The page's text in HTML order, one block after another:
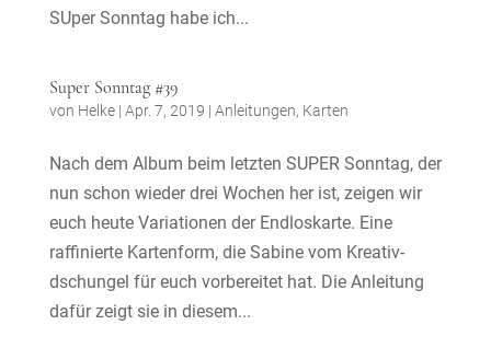
SUper Sonntag habe ich...
Super Sonntag #39
von Helke| Apr. 7, 2019 | Anleitungen, Karten
Nach dem Album beim letzten SUPER Sonntag, der
nun schon wieder drei Wochen her ist, zeigen wir
euch heute Variationen der Endloskarte. Eine
raffinierte Kartenform, die Sabine vom Kreativ-
dschungel für euch vorbereitet hat. Die Anleitung
dafür zeigt sie in diesem...